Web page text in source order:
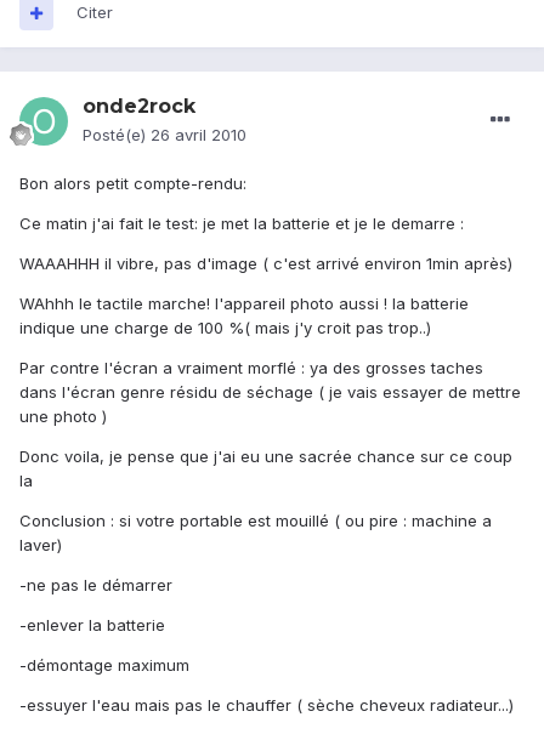
Citer
onde2rock
Posté(e) 26 avril 2010
Bon alors petit compte-rendu:
Ce matin j'ai fait le test: je met la batterie et je le demarre :
WAAAHHH il vibre, pas d'image ( c'est arrivé environ 1min après)
WAhhh le tactile marche! l'appareil photo aussi ! la batterie
indique une charge de 100 %( mais j'y croit pas trop..)
Par contre l'écran a vraiment morflé : ya des grosses taches
dans l'écran genre résidu de séchage ( je vais essayer de mettre
une photo )
Donc voila, je pense que j'ai eu une sacrée chance sur ce coup
la
Conclusion : si votre portable est mouillé ( ou pire : machine a
laver)
-ne pas le démarrer
-enlever la batterie
-démontage maximum
-essuyer l'eau mais pas le chauffer ( sèche cheveux radiateur...)